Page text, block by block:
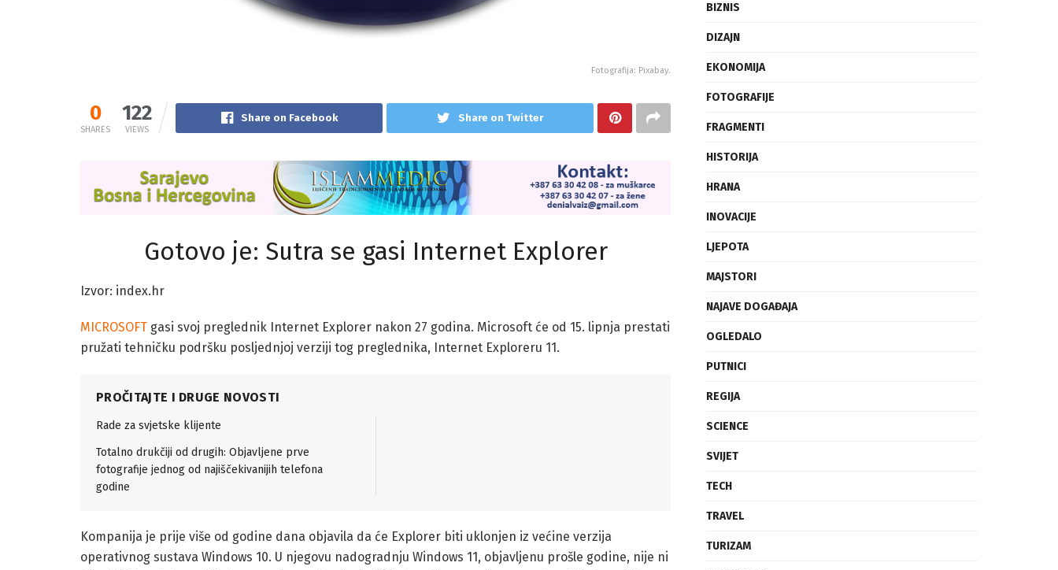
Fotografija: Pixabay.
0
SHARES
122
VIEWS
Share on Facebook Share on Twitter
Gotovo je: Sutra se gasi Internet Explorer
Izvor: index.hr
MICROSOFT gasi svoj preglednik Internet Explorer nakon 27 godina. Microsoft će od 15. lipnja prestati
pružati tehničku podršku posljednjoj verziji tog preglednika, Internet Exploreru 11.
PROČITAJTE I DRUGE NOVOSTI
Rade za svjetske klijente
Totalno drukčiji od drugih: Objavljene prve
fotografije jednog od najiščekivanijih telefona
godine
Kompanija je prije više od godine dana objavila da će Explorer biti uklonjen iz većine verzija
operativnog sustava Windows 10. U njegovu nadogradnju Windows 11, objavljenu prošle godine, nije ni
BIZNIS
DIZAJN
EKONOMIJA
FOTOGRAFIJE
FRAGMENTI
HISTORIJA
HRANA
INOVACIJE
LJEPOTA
MAJSTORI
NAJAVE DOGAĐAJA
OGLEDALO
PUTNICI
REGIJA
SCIENCE
SVIJET
TECH
TRAVEL
TURIZAM